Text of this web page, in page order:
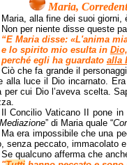
Maria,
Maria, alla fine dei suoi
Non per niente disse queste
“E Maria disse: «L'anima
e lo spirito mio esulta in
perché egli ha guardato alla
Ciò che fa grande il
alla luce il Dio incarnato.
per cui Dio l’aveva scelta.
Il Concilio Vaticano II pone
Mediazione” di Maria quale “
Ma era impossibile che una
senza peccato, immacolato
Se qualcuno afferma che